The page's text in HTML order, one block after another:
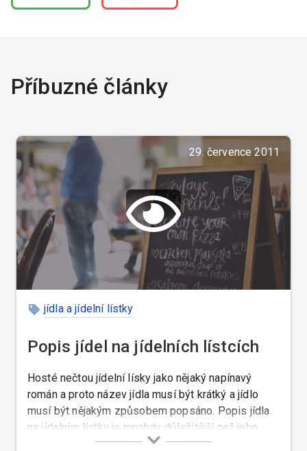
Příbuzné články
29. července 2011
jídla a jídelní lístky
Popis jídel na jídelních lístcích
Hosté nečtou jídelní lísky jako nějaký napínavý
román a proto název jídla musí být krátký a jídlo
musí být nějakým způsobem popsáno. Popis jídla
na jídelním lístku je mnohdy důležitější než jeho
název. Popis jídel úzce souvisí s jejich názvy nebo